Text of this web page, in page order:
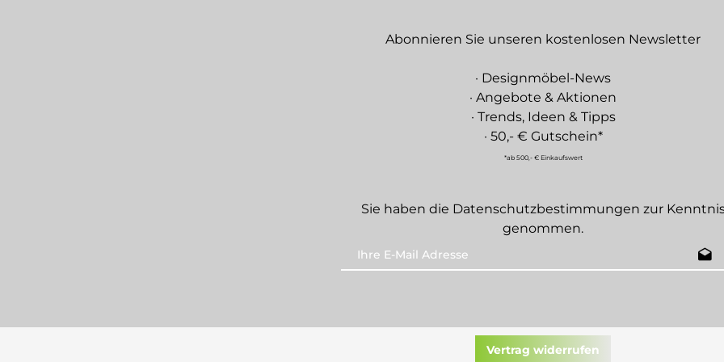
Abonnieren Sie unseren kostenlosen Newsletter
· Designmöbel-News
· Angebote & Aktionen
· Trends, Ideen & Tipps
· 50,- € Gutschein*
*ab 500,- € Einkaufswert
Sie haben die Datenschutzbestimmungen zur
genommen.
Vertrag widerrufen